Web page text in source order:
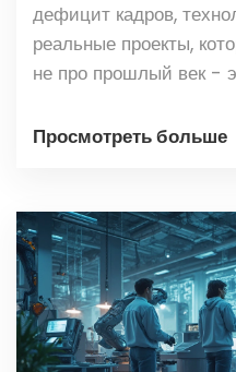
дефицит кадров,
реальные проекты,
не про прошлый век -
Просмотреть больше